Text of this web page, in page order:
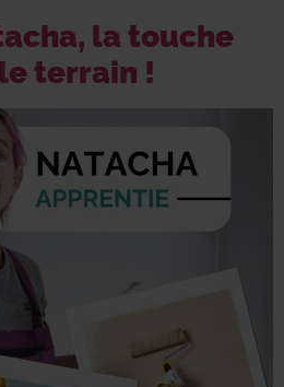
la touche
terrain !